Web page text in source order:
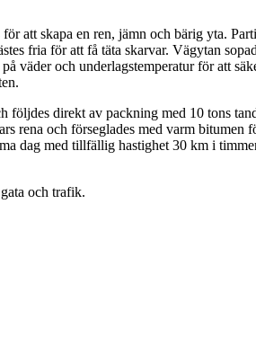
att skapa en ren, jämn och bärig yta.
fria för att få täta skarvar. Vägytan
väder och underlagstemperatur för att
följdes direkt av packning med 10 tons
rena och förseglades med varm bitumen
dag med tillfällig hastighet 30 km i
och trafik.